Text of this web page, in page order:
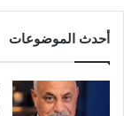
أحدث الموضوعات